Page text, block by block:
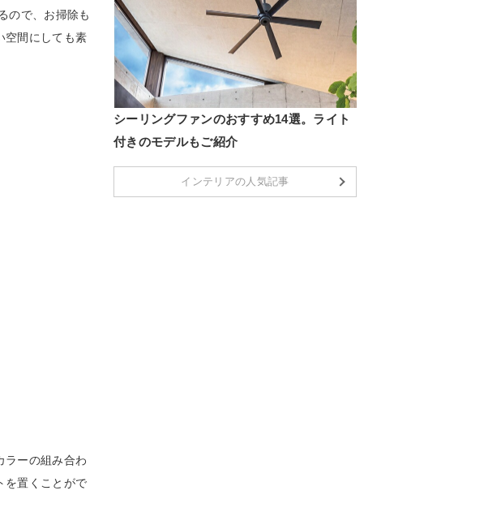
ので、お掃除も
空間にしても素
ラーの組み合わ
を置くことがで
シーリングファンのおすすめ14選。ライト
付きのモデルもご紹介
インテリアの人気記事